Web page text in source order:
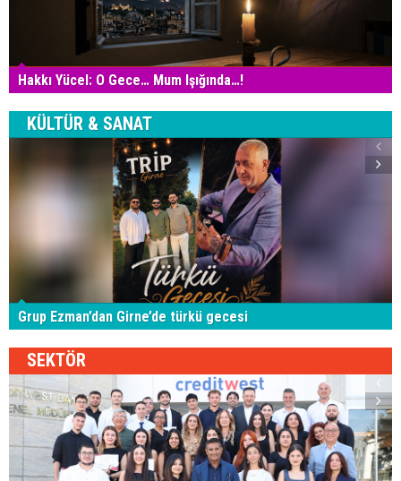
Hakkı Yücel: O Gece… Mum Işığında…!
KÜLTÜR & SANAT
Grup Ezman’dan Girne’de türkü gecesi
SEKTÖR